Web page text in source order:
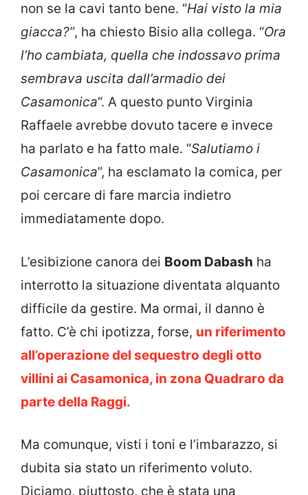
non se la cavi tanto bene. “Hai visto la mia
giacca?”, ha chiesto Bisio alla collega. “Ora
l’ho cambiata, quella che indossavo prima
sembrava uscita dall’armadio dei
Casamonica“. A questo punto Virginia
Raffaele avrebbe dovuto tacere e invece
ha parlato e ha fatto male. “Salutiamo i
Casamonica”, ha esclamato la comica, per
poi cercare di fare marcia indietro
immediatamente dopo.
L’esibizione canora dei Boom Dabash ha
interrotto la situazione diventata alquanto
difficile da gestire. Ma ormai, il danno è
fatto. C’è chi ipotizza, forse, un riferimento
all’operazione del sequestro degli otto
villini ai Casamonica, in zona Quadraro da
parte della Raggi.
Ma comunque, visti i toni e l’imbarazzo, si
dubita sia stato un riferimento voluto.
Diciamo, piuttosto, che è stata una